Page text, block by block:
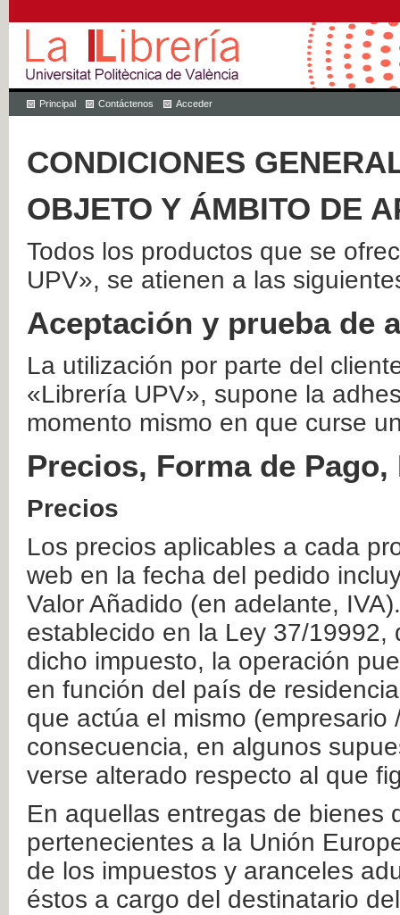
Principal Contáctenos Acceder
CONDICIONES
OBJETO Y ÁMBITO DE
Todos los productos que se
UPV», se atienen a las
Aceptación y prueba de
La utilización por parte del
«Librería UPV», supone la
momento mismo en que curse
Precios, Forma de
Precios
Los precios aplicables a cada
web en la fecha del pedido
Valor Añadido (en adelante,
establecido en la Ley 37/
dicho impuesto, la operación
en función del país de
que actúa el mismo
consecuencia, en algunos
verse alterado respecto al que
En aquellas entregas de bienes
pertenecientes a la Unión
de los impuestos y aranceles
éstos a cargo del destinatario